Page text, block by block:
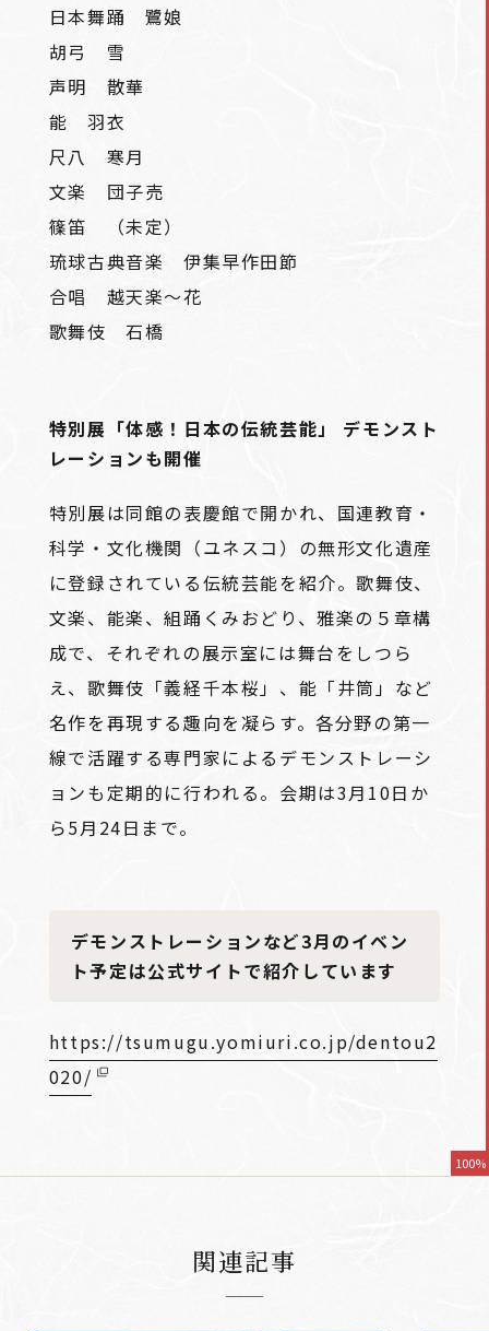
日本舞踊 鷺娘
胡弓 雪
声明 散華
能 羽衣
尺八 寒月
文楽 団子売
篠笛 （未定）
琉球古典音楽 伊集早作田節
合唱 越天楽～花
歌舞伎 石橋
特別展「体感！日本の伝統芸能」 デモンスト
レーションも開催
特別展は同館の表慶館で開かれ、国連教育・
科学・文化機関（ユネスコ）の無形文化遺産
に登録されている伝統芸能を紹介。歌舞伎、
文楽、能楽、組踊くみおどり、雅楽の５章構
成で、それぞれの展示室には舞台をしつら
え、歌舞伎「義経千本桜」、能「井筒」など
名作を再現する趣向を凝らす。各分野の第一
線で活躍する専門家によるデモンストレーシ
ョンも定期的に行われる。会期は3月10日か
ら5月24日まで。
デモンストレーションなど3月のイベン
ト予定は公式サイトで紹介しています
https://tsumugu.yomiuri.co.jp/dentou2
020/
100%
関連記事